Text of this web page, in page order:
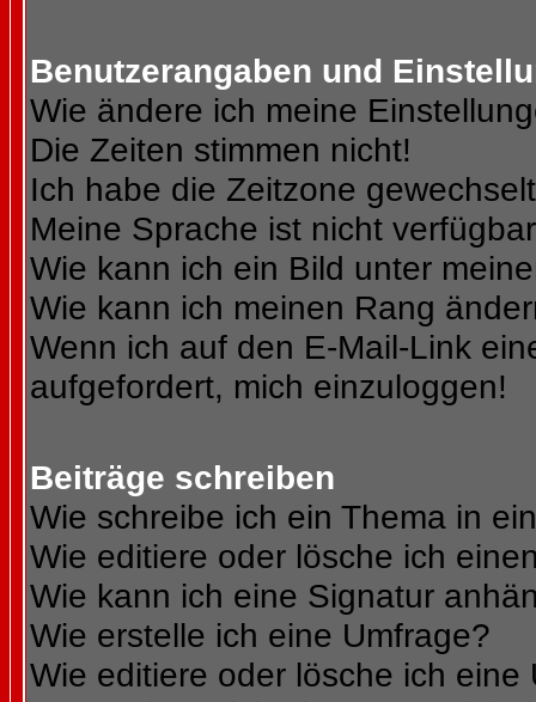
Benutzerangaben und
Wie ändere ich meine
Die Zeiten stimmen nicht!
Ich habe die Zeitzone
Meine Sprache ist nicht
Wie kann ich ein Bild unter
Wie kann ich meinen Rang
Wenn ich auf den E-Mail-Link
aufgefordert, mich einzuloggen!
Beiträge schreiben
Wie schreibe ich ein Thema in
Wie editiere oder lösche ich
Wie kann ich eine Signatur
Wie erstelle ich eine Umfrage?
Wie editiere oder lösche ich eine